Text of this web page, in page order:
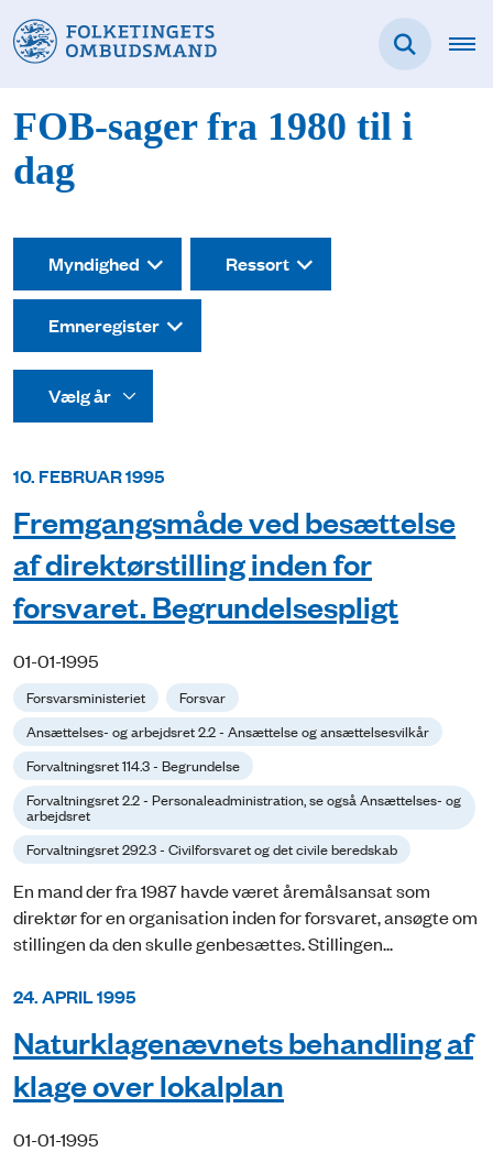
FOB-sager fra 1980 til i
dag
Myndighed Ressort
Emneregister
10. FEBRUAR 1995
Fremgangsmåde ved besættelse
af direktørstilling inden for
forsvaret. Begrundelsespligt
01-01-1995
Forsvarsministeriet
Forsvar
Ansættelses- og arbejdsret 2.2 - Ansættelse og ansættelsesvilkår
Forvaltningsret 114.3 - Begrundelse
Forvaltningsret 2.2 - Personaleadministration, se også Ansættelses- og
arbejdsret
Forvaltningsret 292.3 - Civilforsvaret og det civile beredskab
En mand der fra 1987 havde været åremålsansat som
direktør for en organisation inden for forsvaret, ansøgte om
stillingen da den skulle genbesættes. Stillingen...
24. APRIL 1995
Naturklagenævnets behandling af
klage over lokalplan
01-01-1995